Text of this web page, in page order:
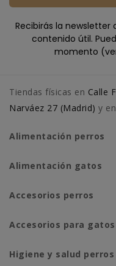
Recibirás la
contenido útil.
momento
Tiendas físicas en Calle
Narváez 27 (Madrid) y en
Alimentación perros
Alimentación gatos
Accesorios perros
Accesorios para gatos
Higiene y salud perros